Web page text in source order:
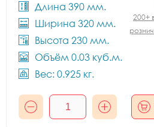
Длина 390 мм.
Ширина 320 мм.
Высота 230 мм.
Объём 0.03 куб.м.
Вес: 0.925 кг.
200+